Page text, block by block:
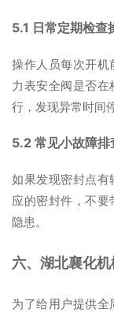
5.1 日常定期检查
操作人员每次开机
力表安全阀是否
行，发现异常时间
5.2 常见小故障排
如果发现密封点有
应的密封件，不
隐患。
六、湖北襄化
为了给用户提供